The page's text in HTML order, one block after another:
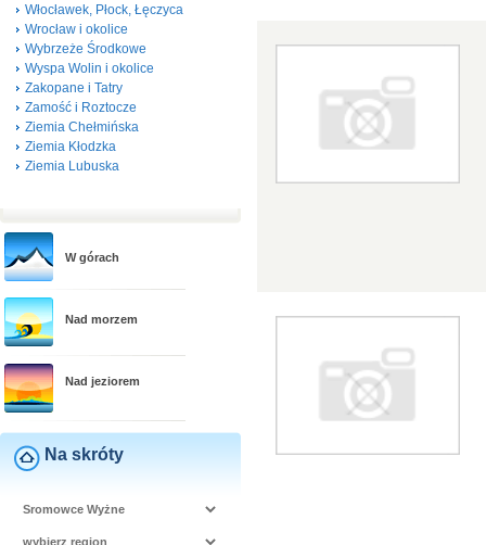
Włocławek, Płock, Łęczyca
Wrocław i okolice
Wybrzeże Środkowe
Wyspa Wolin i okolice
Zakopane i Tatry
Zamość i Roztocze
Ziemia Chełmińska
Ziemia Kłodzka
Ziemia Lubuska
W górach
Nad morzem
Nad jeziorem
Na skróty